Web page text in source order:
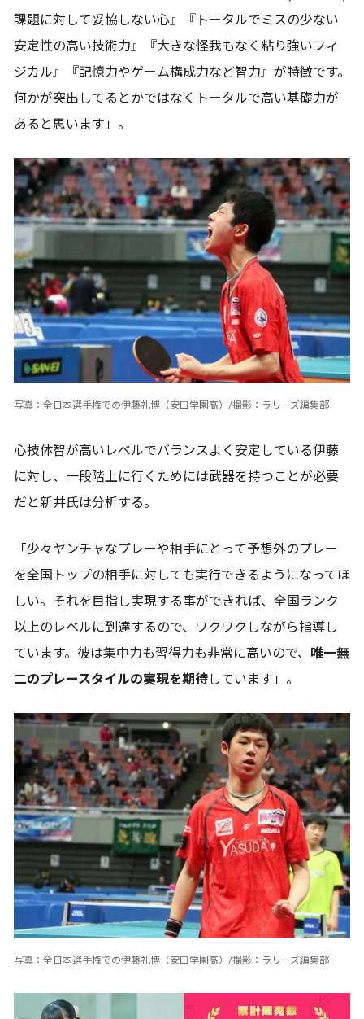
課題に対して妥協しない心』『トータルでミスの少ない
安定性の高い技術力』『大きな怪我もなく粘り強いフィ
ジカル』『記憶力やゲーム構成力など智力』が特徴です。
何かが突出してるとかではなくトータルで高い基礎力が
あると思います」。
写真：全日本選手権での伊藤礼博（安田学園高）/撮影：ラリーズ編集部
心技体智が高いレベルでバランスよく安定している伊藤
に対し、一段階上に行くためには武器を持つことが必要
だと新井氏は分析する。
「少々ヤンチャなプレーや相手にとって予想外のプレー
を全国トップの相手に対しても実行できるようになってほ
しい。それを目指し実現する事ができれば、全国ランク
以上のレベルに到達するので、ワクワクしながら指導し
ています。彼は集中力も習得力も非常に高いので、 唯一無
二のプレースタイルの実現を期待しています」。
写真：全日本選手権での伊藤礼博（安田学園高）/撮影：ラリーズ編集部